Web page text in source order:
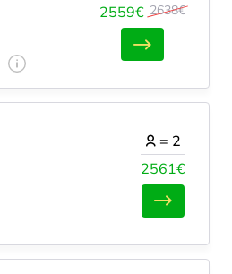
2559€ 2638€
2561€
= 2